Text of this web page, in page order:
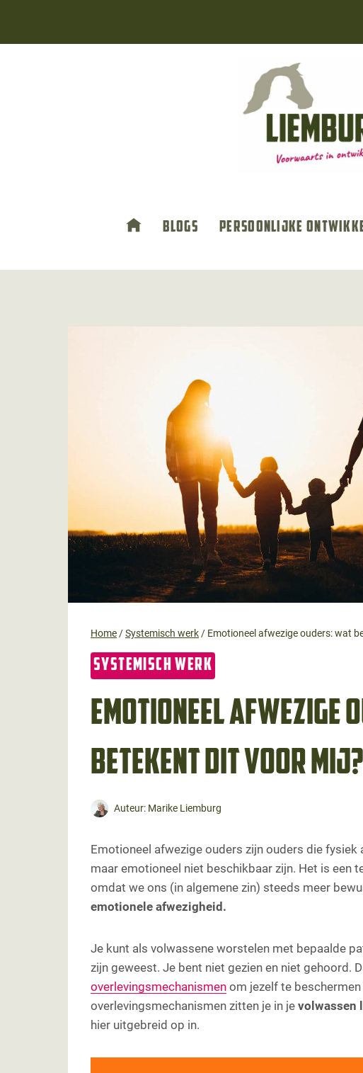
inhoud
Blogs Persoonlijke
Home/Systemisch werk/ Emotioneel afwezige ouders: wat
SYSTEMISCH WERK
Emotioneel afwezige
betekent dit voor mij?
Auteur: Marike Liemburg
Emotioneel afwezige ouders zijn ouders die fysiek
maar emotioneel niet beschikbaar zijn. Het is een
omdat we ons (in algemene zin) steeds meer
emotionele afwezigheid.
Je kunt als volwassene worstelen met bepaalde
zijn geweest. Je bent niet gezien en niet gehoord.
overlevingsmechanismen om jezelf te
overlevingsmechanismen zitten je in je volwassen
hier uitgebreid op in.